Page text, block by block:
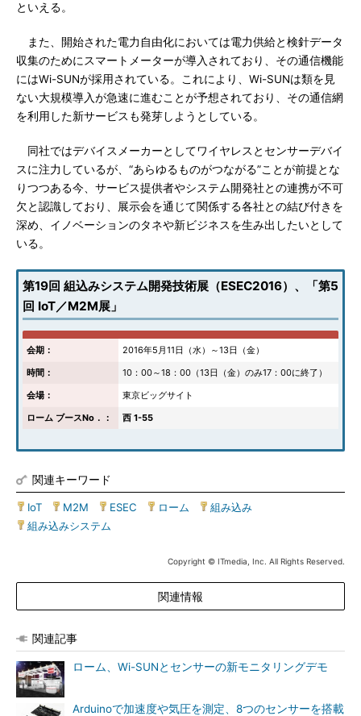
といえる。
また、開始された電力自由化においては電力供給と検針データ
収集のためにスマートメーターが導入されており、その通信機能
にはWi-SUNが採用されている。これにより、Wi-SUNは類を見
ない大規模導入が急速に進むことが予想されており、その通信網
を利用した新サービスも発芽しようとしている。
同社ではデバイスメーカーとしてワイヤレスとセンサーデバイ
スに注力しているが、“あらゆるものがつながる”ことが前提とな
りつつある今、サービス提供者やシステム開発社との連携が不可
欠と認識しており、展示会を通じて関係する各社との結び付きを
深め、イノベーションのタネや新ビジネスを生み出したいとして
いる。
第19回 組込みシステム開発技術展（ESEC2016）、「第5
回 IoT／M2M展」
会期：
2016年5月11日（水）～13日（金）
時間：
10：00～18：00（13日（金）のみ17：00に終了）
会場：
東京ビッグサイト
ローム ブースNo．：
西 1-55
関連キーワード
IoT M2M ESEC ローム 組み込み
組み込みシステム
Copyright © ITmedia, Inc. All Rights Reserved.
関連情報
関連記事
ローム、Wi-SUNとセンサーの新モニタリングデモ
Arduinoで加速度や気圧を測定、8つのセンサーを搭載